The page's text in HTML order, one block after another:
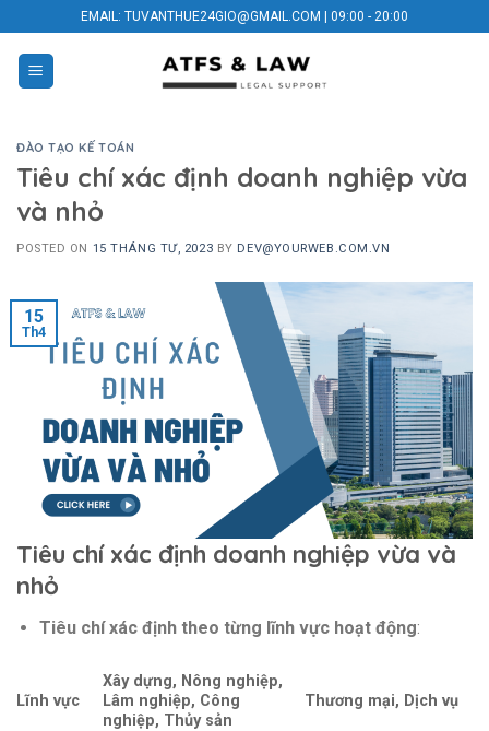
to
content
EMAIL: TUVANTHUE24GIO@GMAIL.COM | 09:00 - 20:00
ĐÀO TẠO KẾ TOÁN
Tiêu chí xác định doanh nghiệp vừa
và nhỏ
POSTED ON 15 THÁNG TƯ, 2023 BY DEV@YOURWEB.COM.VN
15
Th4
Tiêu chí xác định doanh nghiệp vừa và
nhỏ
Tiêu chí xác định theo từng lĩnh vực hoạt động:
Lĩnh vực
Xây dựng, Nông nghiệp,
Lâm nghiệp, Công
nghiệp, Thủy sản
Thương mại, Dịch vụ